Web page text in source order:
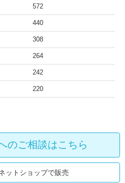
572
440
308
264
242
220
のご相談はこちら
ットショップで販売